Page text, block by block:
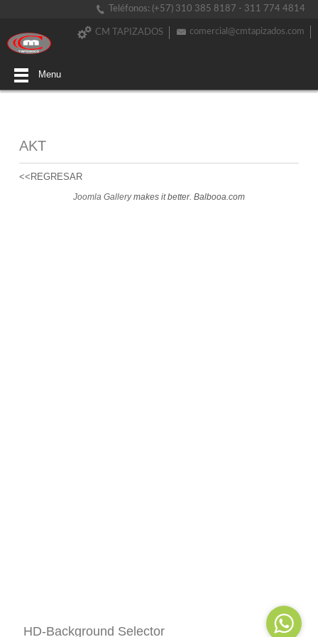
Teléfonos: (+57) 310 385 8187 - 311 774 4814
comercial@cmtapizados.com
CM TAPIZADOS
Menu
AKT
<<REGRESAR
Joomla Gallerymakes it better. Balbooa.com
HD-Background Selector